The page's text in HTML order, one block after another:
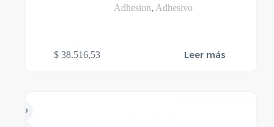
Adhesion,Adhesivo
$ 38.516,53 Leer más